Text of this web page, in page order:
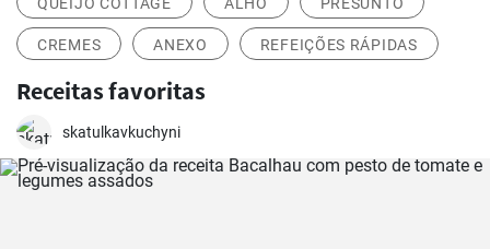
CREMES ANEXO REFEIÇÕES RÁPIDAS
Receitas favoritas
skatulkavkuchyni